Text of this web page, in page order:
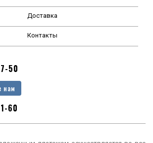
Доставка
Контакты
50
нам
60